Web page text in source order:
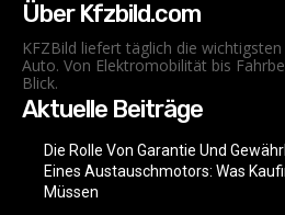
Über Kfzbild.com
KFZBild liefert täglich die
Auto. Von Elektromobilität bis
Blick.
Aktuelle Beiträge
Die Rolle Von Garantie Und
Eines Austauschmotors: Was
Müssen